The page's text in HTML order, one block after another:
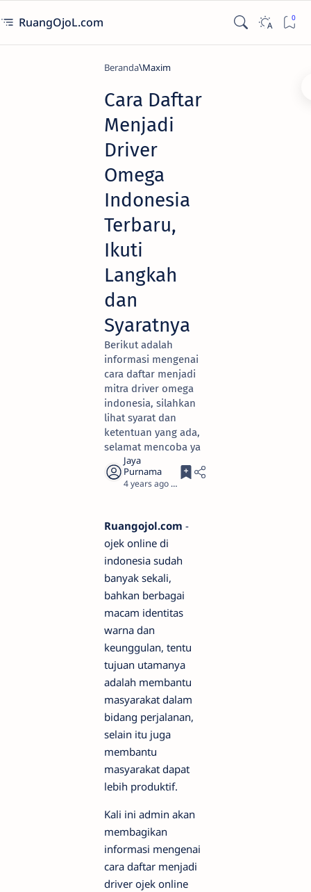
RuangOjoL.com
Beranda Maxim
Cara Daftar
Menjadi
Driver
Omega
Indonesia
Terbaru,
Ikuti
Langkah
dan
Syaratnya
Berikut adalah
informasi mengenai
cara daftar menjadi
mitra driver omega
indonesia, silahkan
lihat syarat dan
ketentuan yang ada,
selamat mencoba ya
4 years ago 3
Ruangojol.com -
ojek online di
indonesia sudah
banyak sekali,
bahkan berbagai
macam identitas
warna dan
keunggulan, tentu
tujuan utamanya
adalah membantu
masyarakat dalam
bidang perjalanan,
selain itu juga
membantu
masyarakat dapat
lebih produktif.
Kali ini admin akan
membagikan
informasi mengenai
cara daftar menjadi
driver ojek online